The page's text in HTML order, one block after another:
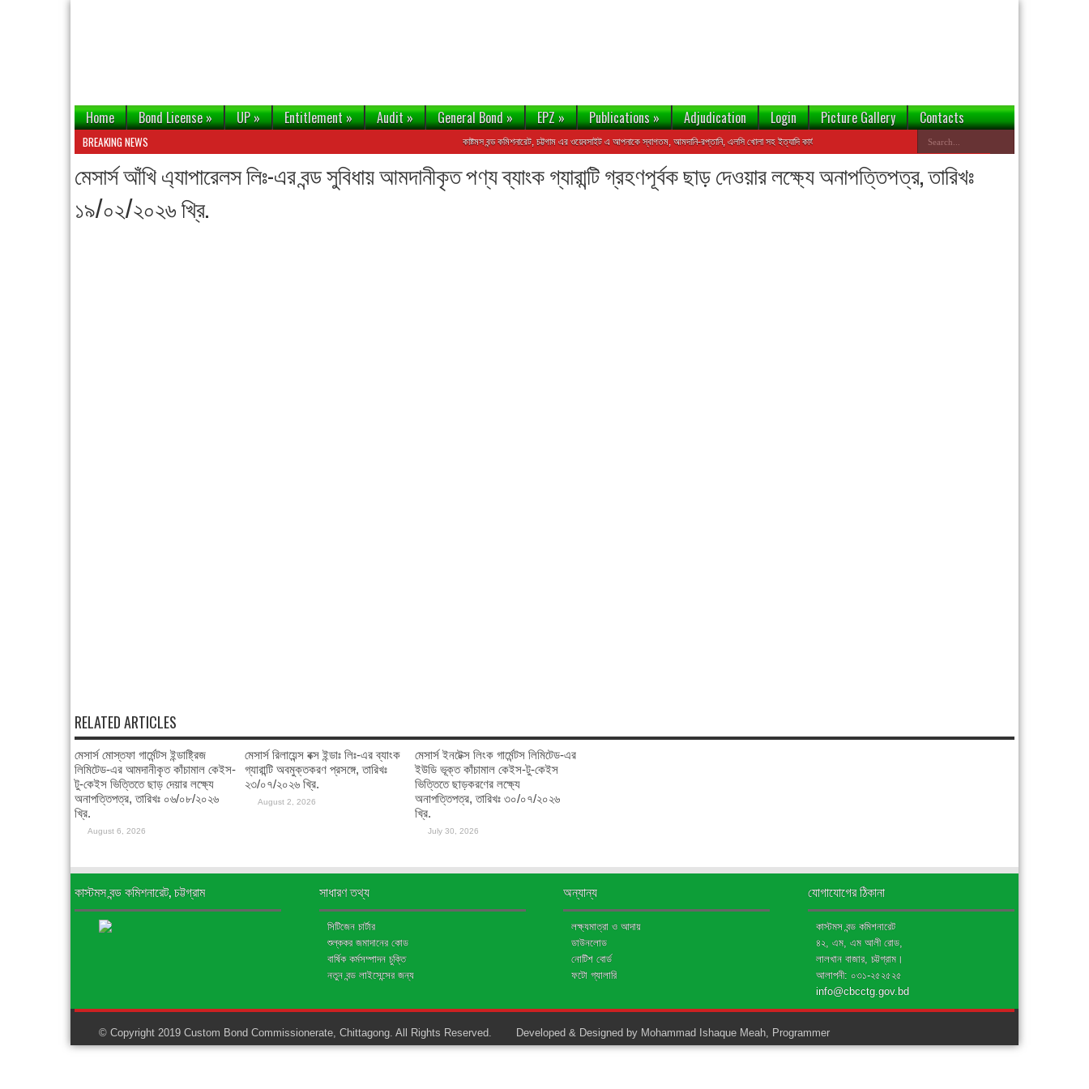
Home Bond License» UP» Entitlement» Audit» General Bond» EPZ» Publications» Adjudication Login Picture Gallery Contacts
BREAKING NEWS কাষ্টমস বন্ড কমিশনারেট, চট্টগাম এর ওয়েবসাইট এ আপনাকে স্বাগতম, আমদানি-রপ্তানি, এলসি খোলা সহ ইত্যাদি কার্যক্রমে ঝুঁকি হ্রাসের জন্য এই ওয়েবসাইটের ডেটাবেজ থেকে বন্ডেড প্রতিষ্ঠানের তথ্য যাচাই করা
মেসার্স আঁখি এ্যাপারেলস লিঃ-এর বন্ড সুবিধায় আমদানীকৃত পণ্য ব্যাংক গ্যারান্টি গ্রহণপূর্বক ছাড় দেওয়ার লক্ষ্যে অনাপত্তিপত্র, তারিখঃ
১৯/০২/২০২৬ খ্রি.
RELATED ARTICLES
মেসার্স মোস্তফা গার্মেন্টস ইন্ডাষ্ট্রিজ
লিমিটেড-এর আমদানীকৃত কাঁচামাল কেইস-
টু-কেইস ভিত্তিতে ছাড় দেয়ার লক্ষ্যে
অনাপত্তিপত্র, তারিখঃ ০৬/০৮/২০২৬
খ্রি.
August 6, 2026
মেসার্স রিলায়েন্স বক্স ইন্ডাঃ লিঃ-এর ব্যাংক
গ্যারান্টি অবমুক্তকরণ প্রসঙ্গে, তারিখঃ
২৩/০৭/২০২৬ খ্রি.
August 2, 2026
মেসার্স ইনটেক্স লিংক গার্মেন্টস লিমিটেড-এর
ইউডি ভূক্ত কাঁচামাল কেইস-টু-কেইস
ভিত্তিতে ছাড়করণের লক্ষ্যে
অনাপত্তিপত্র, তারিখঃ ৩০/০৭/২০২৬
খ্রি.
July 30, 2026
কাস্টমস বন্ড কমিশনারেট, চট্টগ্রাম সাধারণ তথ্য
সিটিজেন চার্টার
শুল্ককর জমাদানের কোড
বার্ষিক কর্মসম্পাদন চুক্তি
নতুন বন্ড লাইসেন্সের জন্য
অন্যান্য
লক্ষ্যমাত্রা ও আদায়
ডাউনলোড
নোটিশ বোর্ড
ফটো গ্যালারি
যোগাযোগের ঠিকানা
কাস্টমস বন্ড কমিশনারেট
৪২, এম, এম আলী রোড,
লালখান বাজার, চট্টগ্রাম।
আলাপনী: ০৩১-২৫২৫২৫
info@cbcctg.gov.bd
© Copyright 2019 Custom Bond Commissionerate, Chittagong. All Rights Reserved. Developed & Designed by Mohammad Ishaque Meah, Programmer